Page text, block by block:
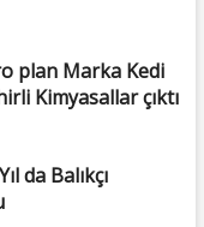
plan Marka Kedi
Kimyasallar çıktı
da Balıkçı